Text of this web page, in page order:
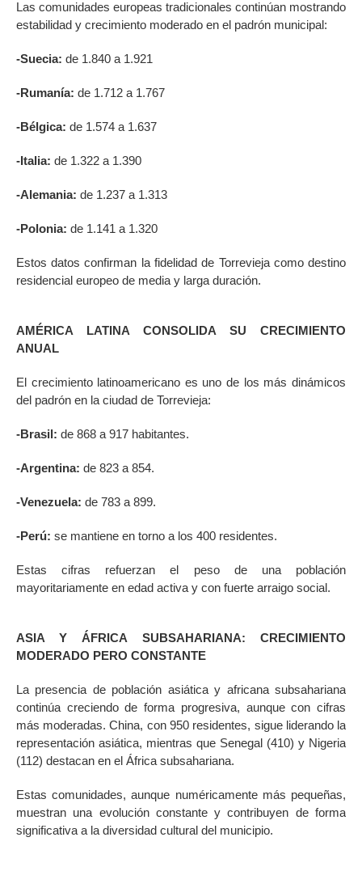
Las comunidades europeas tradicionales continúan mostrando
estabilidad y crecimiento moderado en el padrón municipal:
-Suecia: de 1.840 a 1.921
-Rumanía: de 1.712 a 1.767
-Bélgica: de 1.574 a 1.637
-Italia: de 1.322 a 1.390
-Alemania: de 1.237 a 1.313
-Polonia: de 1.141 a 1.320
Estos datos confirman la fidelidad de Torrevieja como destino
residencial europeo de media y larga duración.
AMÉRICA LATINA CONSOLIDA SU CRECIMIENTO
ANUAL
El crecimiento latinoamericano es uno de los más dinámicos
del padrón en la ciudad de Torrevieja:
-Brasil: de 868 a 917 habitantes.
-Argentina: de 823 a 854.
-Venezuela: de 783 a 899.
-Perú: se mantiene en torno a los 400 residentes.
Estas cifras refuerzan el peso de una población
mayoritariamente en edad activa y con fuerte arraigo social.
ASIA Y ÁFRICA SUBSAHARIANA: CRECIMIENTO
MODERADO PERO CONSTANTE
La presencia de población asiática y africana subsahariana
continúa creciendo de forma progresiva, aunque con cifras
más moderadas. China, con 950 residentes, sigue liderando la
representación asiática, mientras que Senegal (410) y Nigeria
(112) destacan en el África subsahariana.
Estas comunidades, aunque numéricamente más pequeñas,
muestran una evolución constante y contribuyen de forma
significativa a la diversidad cultural del municipio.